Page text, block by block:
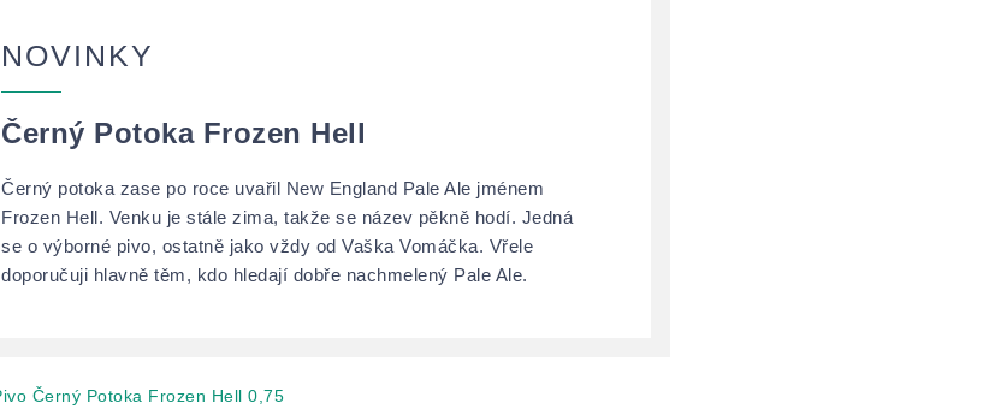
NOVINKY
Černý Potoka Frozen Hell
Černý potoka zase po roce uvařil New England Pale Ale jménem
Frozen Hell. Venku je stále zima, takže se název pěkně hodí. Jedná
se o výborné pivo, ostatně jako vždy od Vaška Vomáčka. Vřele
doporučuji hlavně těm, kdo hledají dobře nachmelený Pale Ale.